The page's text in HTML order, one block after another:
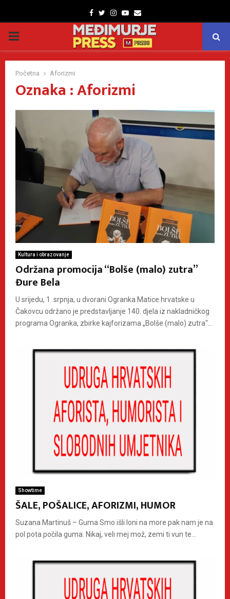
Facebook
TwitterInstagram
Youtube
Email
PRIMARY
MENU
Početna Aforizmi
Oznaka : Aforizmi
Kultura i obrazovanje
Održana promocija “Bolše (malo) zutra”
Đure Bela
U srijedu, 1. srpnja, u dvorani Ogranka Matice hrvatske u
Čakovcu održano je predstavljanje 140. djela iz nakladničkog
programa Ogranka, zbirke kajforizama „Bolše (malo) zutra“...
Showtime
ŠALE, POŠALICE, AFORIZMI, HUMOR
Suzana Martinuš – Guma Smo išli loni na more pak nam je na
pol pota počila guma. Nikaj, veli mej mož, zemi ti vun te...